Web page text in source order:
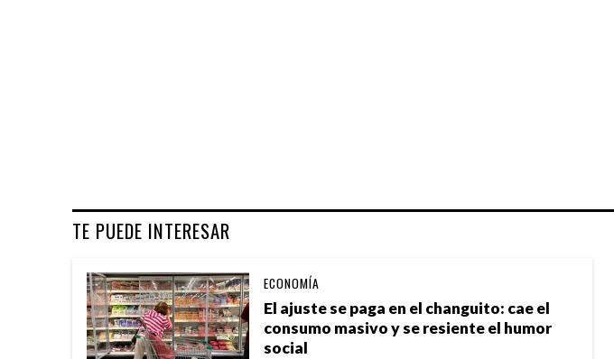
TE PUEDE INTERESAR
El ajuste se paga en el changuito: cae el
consumo masivo y se resiente el humor
social
ECONOMÍA